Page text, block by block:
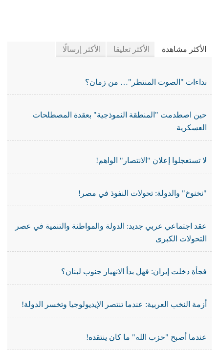
الأكثر مشاهدة الأكثر تعليقا الأكثر إرسالًا
نداءات "الصوت المنتظر"… من زمان؟
حين اصطدمت "المنطقة النموذجية" بعقدة المصطلحات
العسكرية
لا تستعجلوا إعلان "الانتصار" الواهم!
"نخنوخ" والدولة: تحولات النفوذ في مصر!
عقد اجتماعي عربي جديد: الدولة والمواطنة والتنمية في عصر
التحولات الكبرى
فجأة دخلت إيران: فهل بدأ الانهيار جنوب لبنان؟
أزمة النخب العربية: عندما تنتصر الإيديولوجيا وتخسر الدولة!
عندما أصبح "حزب الله" ما كان ينتقده!